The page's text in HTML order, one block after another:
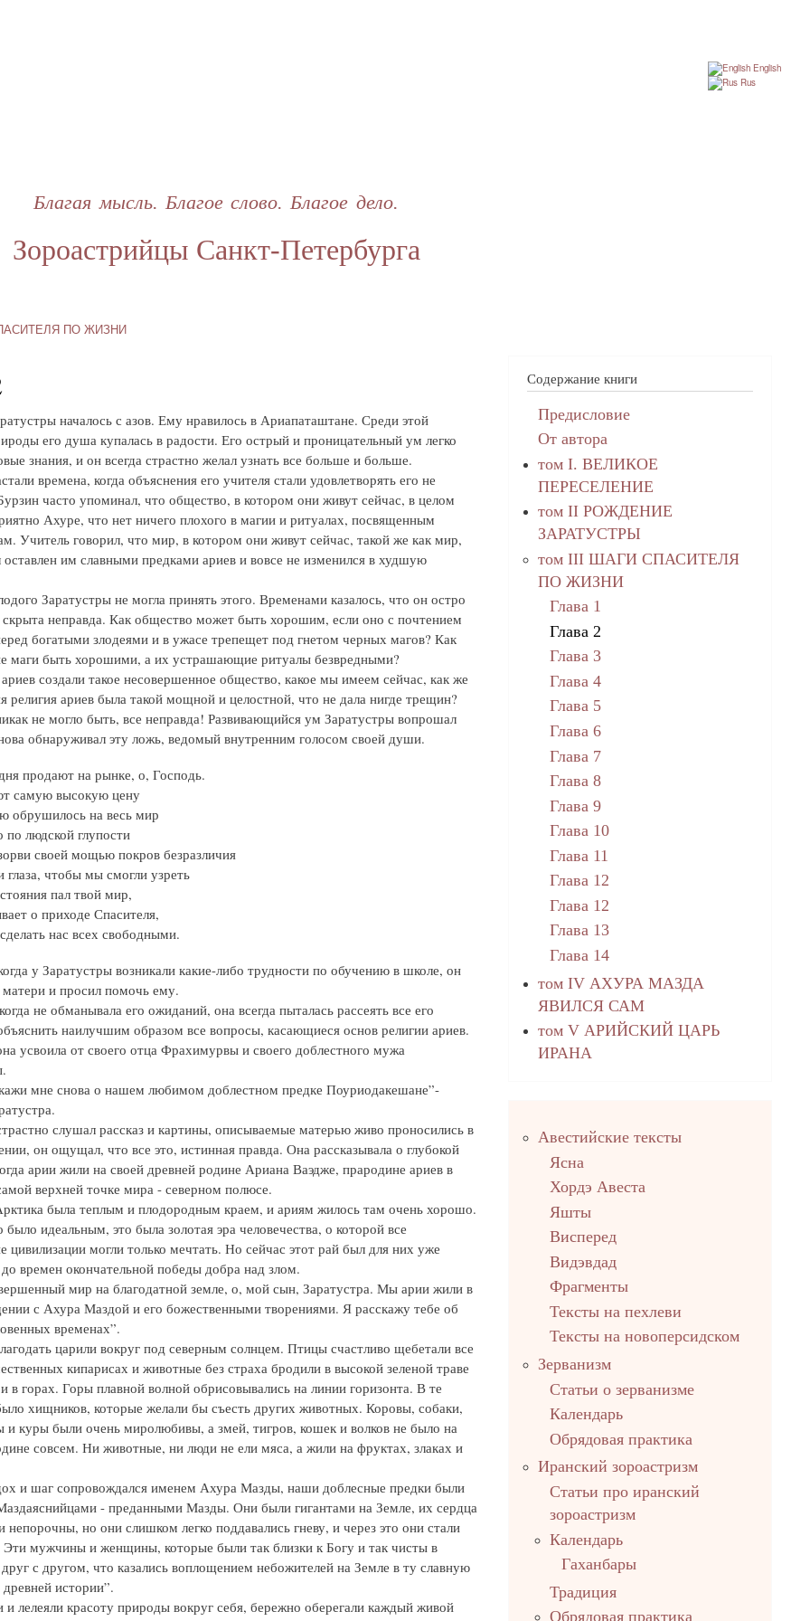
Зороастрийцы Санкт-Петербурга
Благая мысль. Благое слово. Благое дело.
English
Rus
ПО ЖИЗНИ
началось с азов. Ему нравилось в Ариапаташтане. Среди этой
его душа купалась в радости. Его острый и проницательный ум легко
знания, и он всегда страстно желал узнать все больше и больше.
времена, когда объяснения его учителя стали удовлетворять его не
часто упоминал, что общество, в котором они живут сейчас, в целом
Ахуре, что нет ничего плохого в магии и ритуалах, посвященным
Учитель говорил, что мир, в котором они живут сейчас, такой же как мир,
им славными предками ариев и вовсе не изменился в худшую
Заратустры не могла принять этого. Временами казалось, что он остро
неправда. Как общество может быть хорошим, если оно с почтением
богатыми злодеями и в ужасе трепещет под гнетом черных магов? Как
маги быть хорошими, а их устрашающие ритуалы безвредными?
создали такое несовершенное общество, какое мы имеем сейчас, как же
религия ариев была такой мощной и целостной, что не дала нигде трещин?
не могло быть, все неправда! Развивающийся ум Заратустры вопрошал
обнаруживал эту ложь, ведомый внутренним голосом своей души.
продают на рынке, о, Господь.
самую высокую цену
обрушилось на весь мир
людской глупости
своей мощью покров безразличия
чтобы мы смогли узреть
пал твой мир,
о приходе Спасителя,
нас всех свободными.
у Заратустры возникали какие-либо трудности по обучению в школе, он
матери и просил помочь ему.
не обманывала его ожиданий, она всегда пыталась рассеять все его
наилучшим образом все вопросы, касающиеся основ религии ариев.
усвоила от своего отца Фрахимурвы и своего доблестного мужа
мне снова о нашем любимом доблестном предке Поуриодакешане”-
слушал рассказ и картины, описываемые матерью живо проносились в
он ощущал, что все это, истинная правда. Она рассказывала о глубокой
арии жили на своей древней родине Ариана Ваэдже, прародине ариев в
верхней точке мира - северном полюсе.
была теплым и плодородным краем, и ариям жилось там очень хорошо.
идеальным, это была золотая эра человечества, о которой все
цивилизации могли только мечтать. Но сейчас этот рай был для них уже
времен окончательной победы добра над злом.
мир на благодатной земле, о, мой сын, Заратустра. Мы арии жили в
с Ахура Маздой и его божественными творениями. Я расскажу тебе об
временах”.
царили вокруг под северным солнцем. Птицы счастливо щебетали все
кипарисах и животные без страха бродили в высокой зеленой траве
в горах. Горы плавной волной обрисовывались на линии горизонта. В те
хищников, которые желали бы съесть других животных. Коровы, собаки,
и куры были очень миролюбивы, а змей, тигров, кошек и волков не было на
совсем. Ни животные, ни люди не ели мяса, а жили на фруктах, злаках и
и шаг сопровождался именем Ахура Мазды, наши доблесные предки были
- преданными Мазды. Они были гигантами на Земле, их сердца
но они слишком легко поддавались гневу, и через это они стали
Эти мужчины и женщины, которые были так близки к Богу и так чисты в
с другом, что казались воплощением небожителей на Земле в ту славную
истории”.
лелеяли красоту природы вокруг себя, бережно оберегали каждый живой
Содержание книги
Предисловие
От автора
том I. ВЕЛИКОЕ
ПЕРЕСЕЛЕНИЕ
том II РОЖДЕНИЕ
ЗАРАТУСТРЫ
том III ШАГИ СПАСИТЕЛЯ
ПО ЖИЗНИ
Глава 1
Глава 2
Глава 3
Глава 4
Глава 5
Глава 6
Глава 7
Глава 8
Глава 9
Глава 10
Глава 11
Глава 12
Глава 12
Глава 13
Глава 14
том IV АХУРА МАЗДА
ЯВИЛСЯ САМ
том V АРИЙСКИЙ ЦАРЬ
ИРАНА
столбец
Авестийские тексты
Ясна
Хордэ Авеста
Яшты
Висперед
Видэвдад
Фрагменты
Тексты на пехлеви
Тексты на новоперсидском
Зерванизм
Статьи о зерванизме
Календарь
Обрядовая практика
Иранский зороастризм
Статьи про иранский
зороастризм
Календарь
Гаханбары
Традиция
Обрядовая практика